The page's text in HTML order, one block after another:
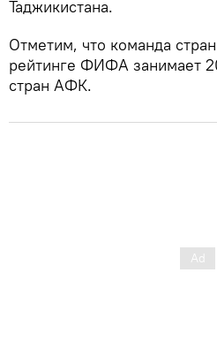
Таджикистана.
Отметим, что команда
рейтинге ФИФА занимает
стран АФК.